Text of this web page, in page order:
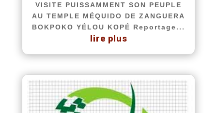
VISITE PUISSAMMENT SON PEUPLE
AU TEMPLE MÉQUIDO DE ZANGUERA
BOKPOKO YÉLOU KOPÉ Reportage...
lire plus